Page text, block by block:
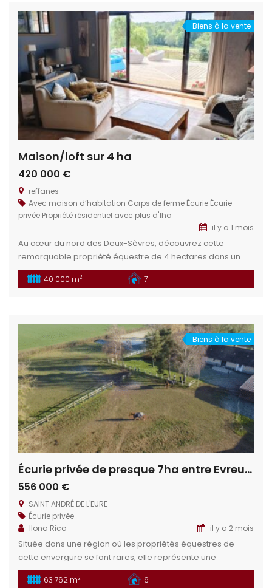
[…]
Biens à la vente
Maison/loft sur 4 ha
420 000 €
reffanes
Avec maison d’habitation Corps de ferme Écurie Écurie
privée Propriété résidentiel avec plus d'1ha
il y a 1 mois
Au cœur du nord des Deux-Sèvres, découvrez cette
remarquable propriété équestre de 4 hectares dans un
cadre idéal pour les passionnés d’équitation et de nature.
Un bien rare, alliant fonctionnalité, charme et fort potentiel
trouve à proximité du […]
40 000 m2 7
Biens à la vente
Écurie privée de presque 7ha entre Evreux et Dreux
556 000 €
SAINT ANDRÉ DE L'EURE
Écurie privée
Ilona Rico
il y a 2 mois
Située dans une région où les propriétés équestres de
cette envergure se font rares, elle représente une
opportunité unique. Ne manquez pas cette occasion rare
de vivre votre passion dans un cadre idyllique. Situation
63 762 m2 6